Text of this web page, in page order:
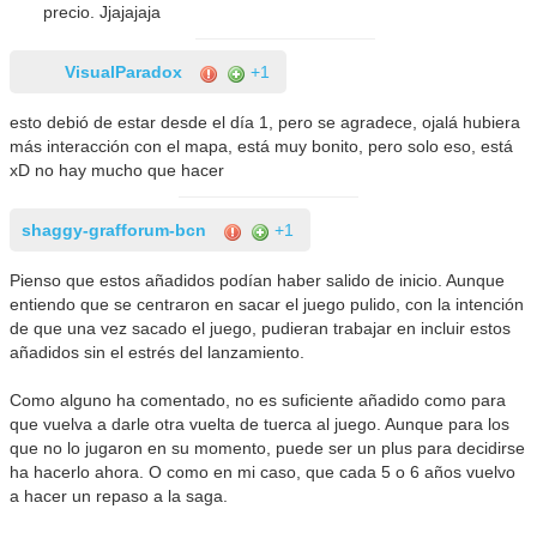
precio. Jjajajaja
VisualParadox +1
esto debió de estar desde el día 1, pero se agradece, ojalá hubiera
más interacción con el mapa, está muy bonito, pero solo eso, está
xD no hay mucho que hacer
shaggy-grafforum-bcn +1
Pienso que estos añadidos podían haber salido de inicio. Aunque
entiendo que se centraron en sacar el juego pulido, con la intención
de que una vez sacado el juego, pudieran trabajar en incluir estos
añadidos sin el estrés del lanzamiento.
Como alguno ha comentado, no es suficiente añadido como para
que vuelva a darle otra vuelta de tuerca al juego. Aunque para los
que no lo jugaron en su momento, puede ser un plus para decidirse
ha hacerlo ahora. O como en mi caso, que cada 5 o 6 años vuelvo
a hacer un repaso a la saga.